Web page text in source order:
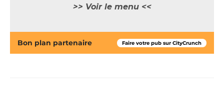
>> Voir le menu <<
Bon plan partenaire Faire votre pub sur CityCrunch